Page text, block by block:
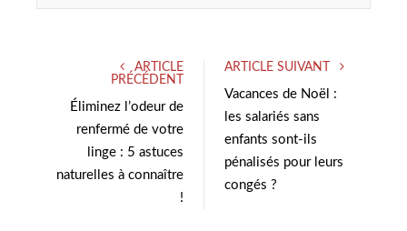
ARTICLE
PRÉCÉDENT
Éliminez l’odeur de
renfermé de votre
linge : 5 astuces
naturelles à connaître
!
ARTICLE SUIVANT
Vacances de Noël :
les salariés sans
enfants sont-ils
pénalisés pour leurs
congés ?